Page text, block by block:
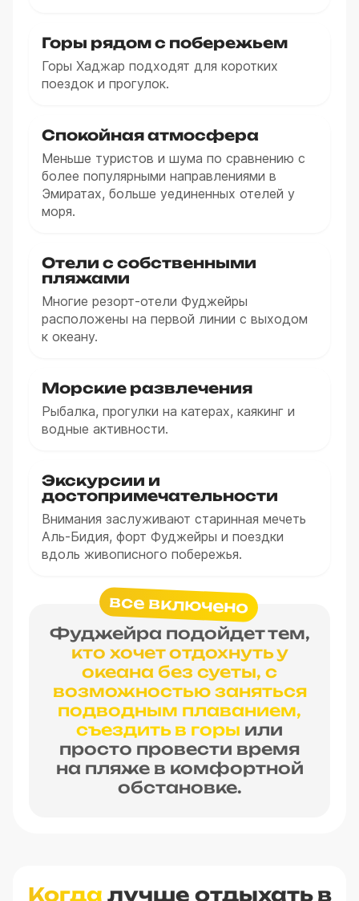
Горы рядом с побережьем
Горы Хаджар подходят для коротких
поездок и прогулок.
Спокойная атмосфера
Меньше туристов и шума по сравнению с
более популярными направлениями в
Эмиратах, больше уединенных отелей у
моря.
Отели с собственными
пляжами
Многие резорт-отели Фуджейры
расположены на первой линии с выходом
к океану.
Морские развлечения
Рыбалка, прогулки на катерах, каякинг и
водные активности.
Экскурсии и
достопримечательности
Внимания заслуживают старинная мечеть
Аль-Бидия, форт Фуджейры и поездки
вдоль живописного побережья.
все включено
Фуджейра подойдет тем,
кто хочет отдохнуть у
океана без суеты, с
возможностью заняться
подводным плаванием,
съездить в горы или
просто провести время
на пляже в комфортной
обстановке.
Когда лучше отдыхать в